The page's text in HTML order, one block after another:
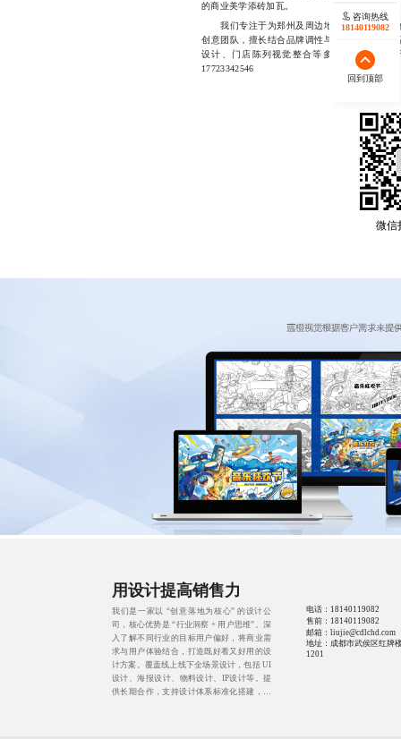
的商业美学添砖加瓦。
我们专注于为郑州及周边地区的零售品牌提
创意团队，擅长结合品牌调性与市场热点，打
设计、门店陈列视觉整合等多个场景，致力
17723342546
微信
咨询热线
18140119082
回到顶部
用设计提高销售力
我们是一家以 “创意落地为核心” 的设计公
司，核心优势是 “行业洞察 + 用户思维”。深
入了解不同行业的目标用户偏好，将商业需
求与用户体验结合，打造既好看又好用的设
计方案。覆盖线上线下全场景设计，包括 UI
设计、海报设计、物料设计、IP设计等。提
供长期合作，支持设计体系标准化搭建，帮
电话： 18140119082
售前： 18140119082
邮箱：liujie@cdlchd.com
地址：成都市武侯区红牌
1201